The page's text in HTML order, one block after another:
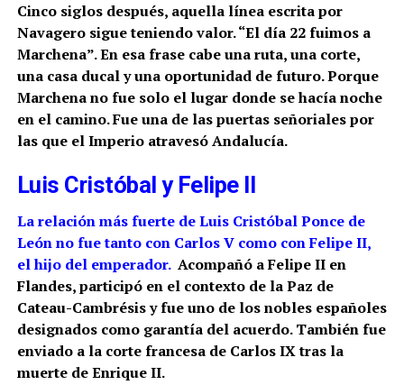
Cinco siglos después, aquella línea escrita por
Navagero sigue teniendo valor. “El día 22 fuimos a
Marchena”. En esa frase cabe una ruta, una corte,
una casa ducal y una oportunidad de futuro. Porque
Marchena no fue solo el lugar donde se hacía noche
en el camino. Fue una de las puertas señoriales por
las que el Imperio atravesó Andalucía.
Luis Cristóbal y Felipe II
La relación más fuerte de Luis Cristóbal Ponce de
León no fue tanto con Carlos V como con Felipe II,
el hijo del emperador.Acompañó a Felipe II en
Flandes, participó en el contexto de la Paz de
Cateau-Cambrésis y fue uno de los nobles españoles
designados como garantía del acuerdo. También fue
enviado a la corte francesa de Carlos IX tras la
muerte de Enrique II.